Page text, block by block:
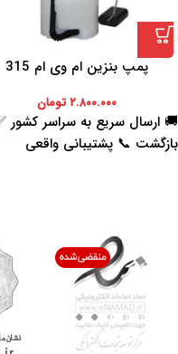
پمپ بنزین ام وی ام 315
۲.۸۰۰.۰۰۰تومان
بازگشت 📞 پشتیبانی واقعی